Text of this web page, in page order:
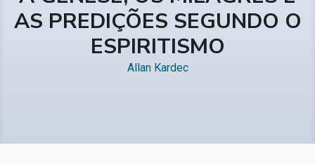
AS PREDIÇÕES SEGUNDO O
ESPIRITISMO
Allan Kardec